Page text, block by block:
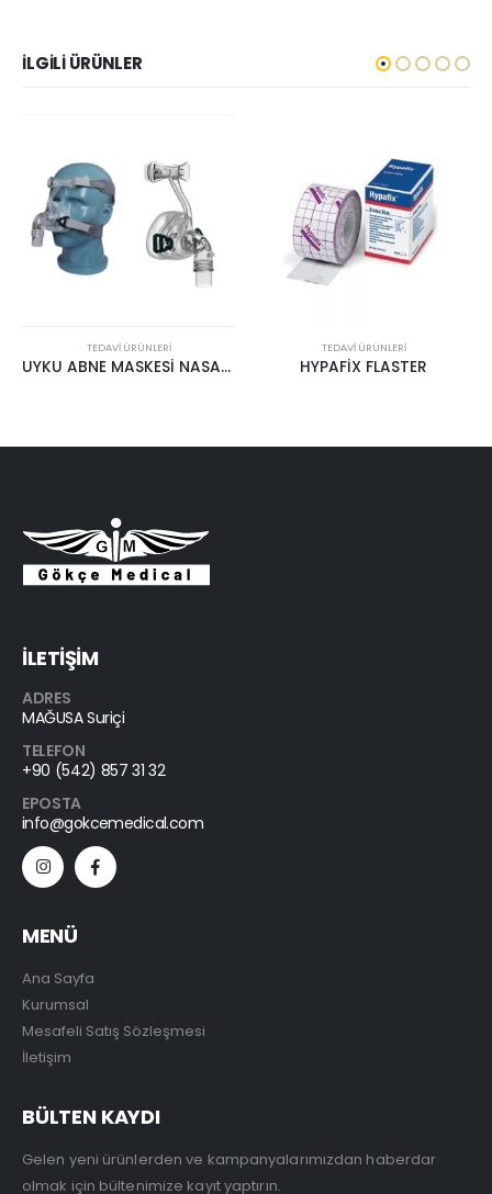
İLGILI ÜRÜNLER
TEDAVI ÜRÜNLERI
UYKU ABNE MASKESİ NASAL BMC
TEDAVI ÜRÜNLERI
HYPAFİX FLASTER
İLETİŞİM
ADRES
MAĞUSA Suriçi
TELEFON
+90 (542) 857 31 32
EPOSTA
info@gokcemedical.com
MENÜ
Ana Sayfa
Kurumsal
Mesafeli Satış Sözleşmesi
İletişim
BÜLTEN KAYDI
Gelen yeni ürünlerden ve kampanyalarımızdan haberdar
olmak için bültenimize kayıt yaptırın.